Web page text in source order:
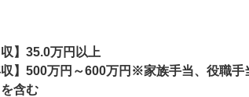
収】35.0万円以上
収】500万円～600万円※家族手当、役職手
含む